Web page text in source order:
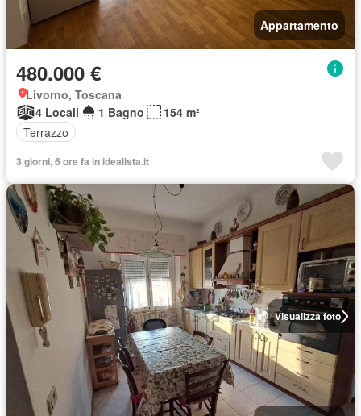
Appartamento
480.000 €
Livorno, Toscana
4 Locali
1 Bagno
154 m²
Terrazzo
3 giorni, 6 ore fa in idealista.it
Visualizza foto